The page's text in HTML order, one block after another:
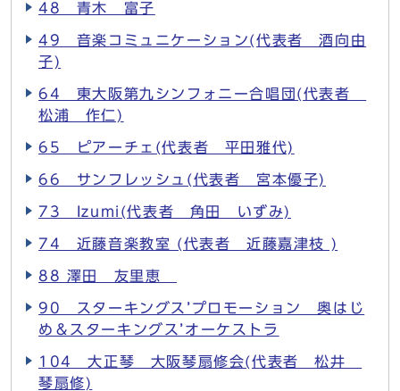
48 青木 富子
49 音楽コミュニケーション(代表者 酒向由
子)
64 東大阪第九シンフォニー合唱団(代表者
松浦 作仁)
65 ピアーチェ(代表者 平田雅代)
66 サンフレッシュ(代表者 宮本優子)
73 Izumi(代表者 角田 いずみ)
74 近藤音楽教室 (代表者 近藤嘉津枝 )
88 澤田 友里恵
90 スターキングス’プロモーション 奥はじ
め＆スターキングス’オーケストラ
104 大正琴 大阪琴扇修会(代表者 松井
琴扇修)